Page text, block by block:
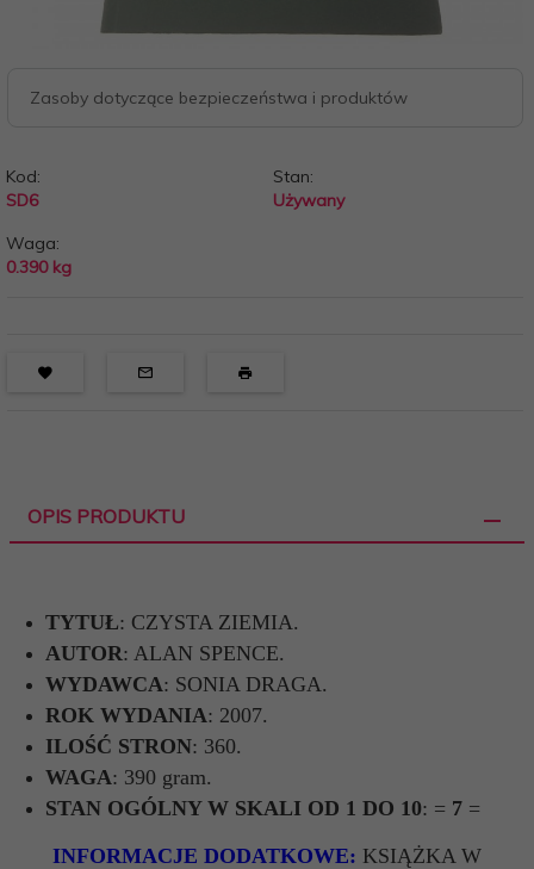
Zasoby dotyczące bezpieczeństwa i produktów
Kod:
SD6
Stan:
Używany
Waga:
0.390 kg
OPIS PRODUKTU
TYTUŁ: CZYSTA ZIEMIA.
AUTOR: ALAN SPENCE.
WYDAWCA: SONIA DRAGA.
ROK WYDANIA: 2007.
ILOŚĆ STRON: 360.
WAGA: 390 gram.
STAN OGÓLNY W SKALI OD 1 DO 10: = 7 =
INFORMACJE DODATKOWE: KSIĄŻKA W